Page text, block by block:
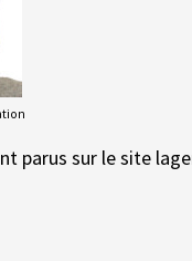
parus sur le site